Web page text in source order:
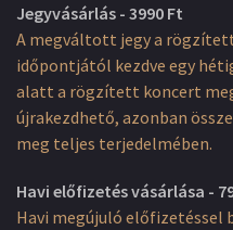
Jegyvásárlás - 3990 Ft
A megváltott jegy a
időpontjától kezdve egy
alatt a rögzített koncert
újrakezdhető, azonban
meg teljes terjedelmében.
Havi előfizetés vásárlása -
Havi megújuló előfizetéssel